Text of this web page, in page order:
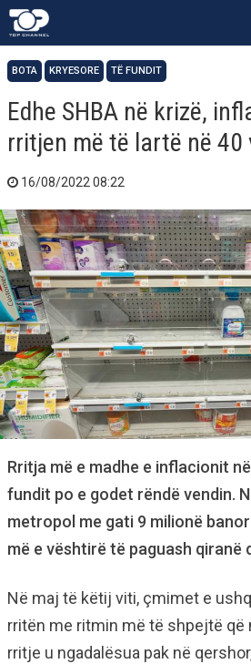
BOTA KRYESORE TË FUNDIT
Edhe SHBA në krizë,
rritjen më të lartë në
16/08/2022 08:22
Rritja më e madhe e inflacionit
fundit po e godet rëndë vendin.
metropol me gati 9 milionë
më e vështirë të paguash qiranë
Në maj të këtij viti, çmimet e
rritën me ritmin më të shpejtë që
rritje u ngadalësua pak në